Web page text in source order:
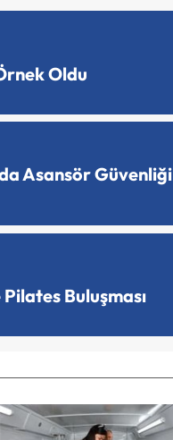
Oldu
Asansör Güvenliği
Buluşması